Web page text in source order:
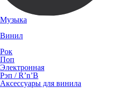
Музыка
Винил
Рок
Поп
Электронная
Рэп / R’n’B
Аксессуары для винила